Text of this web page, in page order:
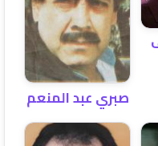
صبري عبد المنعم